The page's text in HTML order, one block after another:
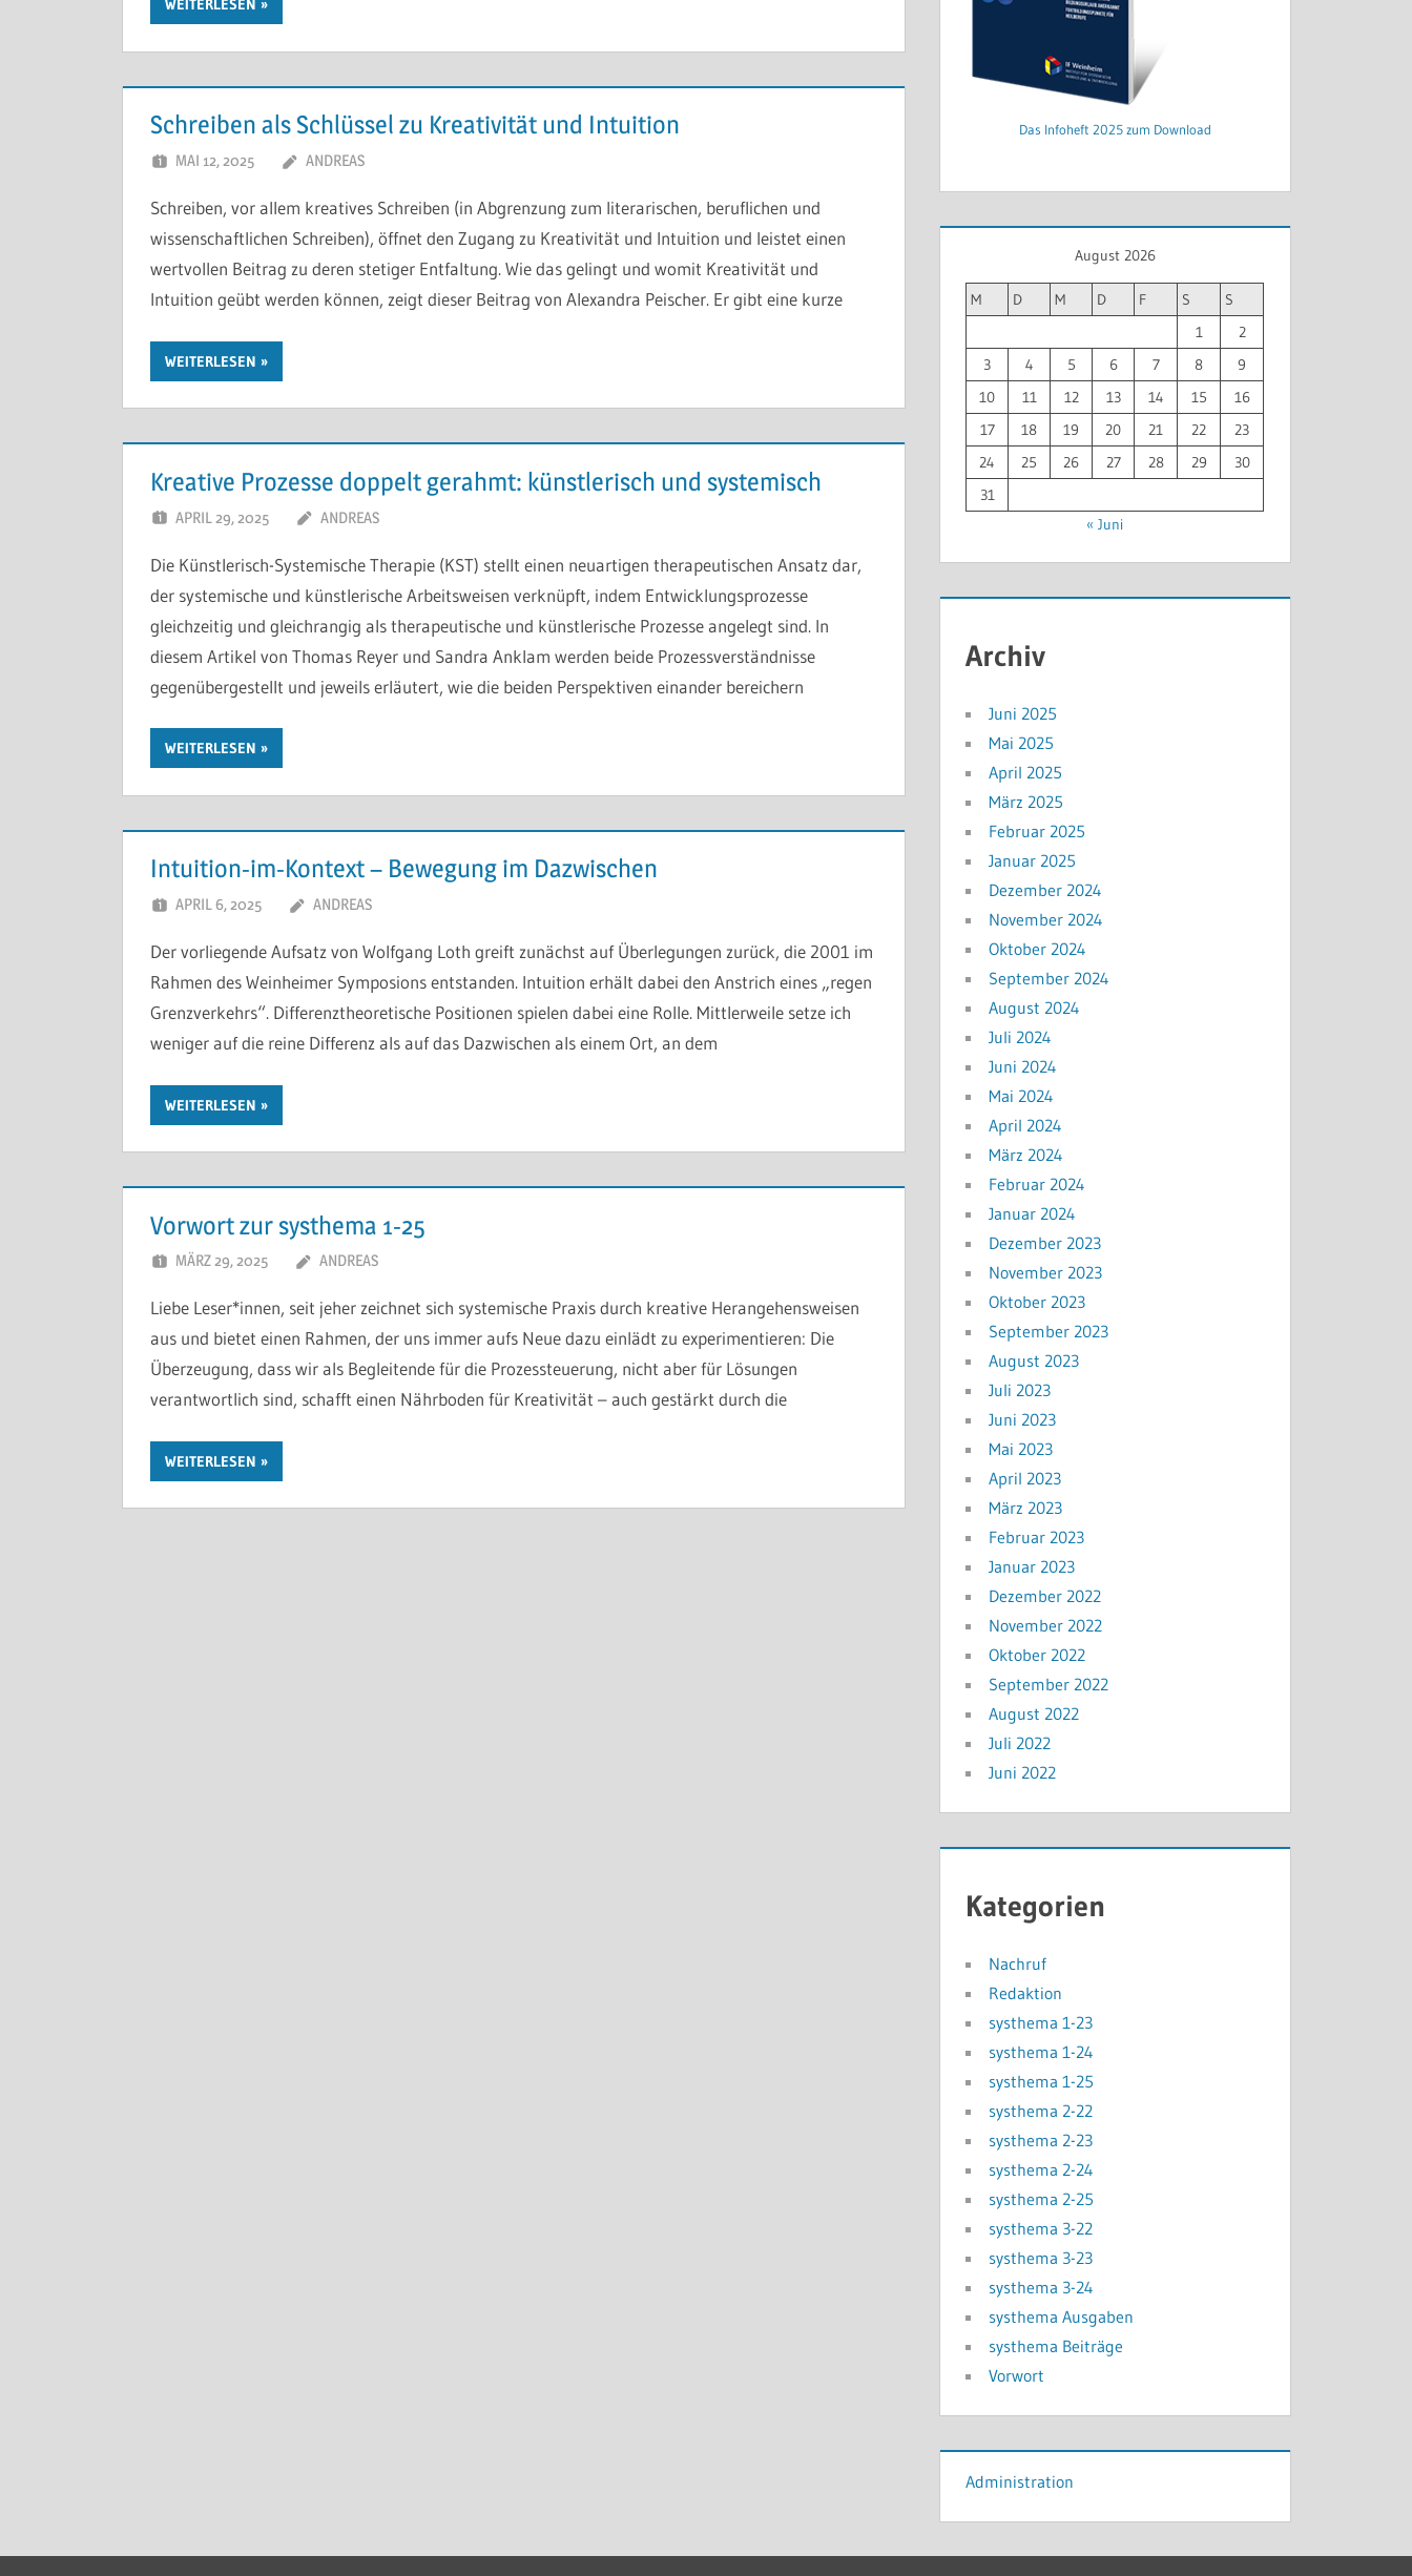
WEITERLESEN
Schreiben als Schlüssel zu Kreativität und Intuition
MAI 12, 2025 ANDREAS
Schreiben, vor allem kreatives Schreiben (in Abgrenzung zum literarischen, beruflichen und
wissenschaftlichen Schreiben), öffnet den Zugang zu Kreativität und Intuition und leistet einen
wertvollen Beitrag zu deren stetiger Entfaltung. Wie das gelingt und womit Kreativität und
Intuition geübt werden können, zeigt dieser Beitrag von Alexandra Peischer. Er gibt eine kurze
WEITERLESEN
Kreative Prozesse doppelt gerahmt: künstlerisch und systemisch
APRIL 29, 2025 ANDREAS
Die Künstlerisch-Systemische Therapie (KST) stellt einen neuartigen therapeutischen Ansatz dar,
der systemische und künstlerische Arbeitsweisen verknüpft, indem Entwicklungsprozesse
gleichzeitig und gleichrangig als therapeutische und künstlerische Prozesse angelegt sind. In
diesem Artikel von Thomas Reyer und Sandra Anklam werden beide Prozessverständnisse
gegenübergestellt und jeweils erläutert, wie die beiden Perspektiven einander bereichern
WEITERLESEN
Intuition-im-Kontext – Bewegung im Dazwischen
APRIL 6, 2025 ANDREAS
Der vorliegende Aufsatz von Wolfgang Loth greift zunächst auf Überlegungen zurück, die 2001 im
Rahmen des Weinheimer Symposions entstanden. Intuition erhält dabei den Anstrich eines „regen
Grenzverkehrs“. Differenztheoretische Positionen spielen dabei eine Rolle. Mittlerweile setze ich
weniger auf die reine Differenz als auf das Dazwischen als einem Ort, an dem
WEITERLESEN
Vorwort zur systhema 1-25
MÄRZ 29, 2025 ANDREAS
Liebe Leser*innen, seit jeher zeichnet sich systemische Praxis durch kreative Herangehensweisen
aus und bietet einen Rahmen, der uns immer aufs Neue dazu einlädt zu experimentieren: Die
Überzeugung, dass wir als Begleitende für die Prozessteuerung, nicht aber für Lösungen
verantwortlich sind, schafft einen Nährboden für Kreativität – auch gestärkt durch die
WEITERLESEN
Das Infoheft 2025 zum Download
August 2026
M D M D F S
S
1
2
3
4 5 6 7 8
9
10
11 12 13 14 15
16
17
18 19 20 21 22
23
24
25 26 27 28 29
30
31
« Juni
Archiv
Juni 2025
Mai 2025
April 2025
März 2025
Februar 2025
Januar 2025
Dezember 2024
November 2024
Oktober 2024
September 2024
August 2024
Juli 2024
Juni 2024
Mai 2024
April 2024
März 2024
Februar 2024
Januar 2024
Dezember 2023
November 2023
Oktober 2023
September 2023
August 2023
Juli 2023
Juni 2023
Mai 2023
April 2023
März 2023
Februar 2023
Januar 2023
Dezember 2022
November 2022
Oktober 2022
September 2022
August 2022
Juli 2022
Juni 2022
Kategorien
Nachruf
Redaktion
systhema 1-23
systhema 1-24
systhema 1-25
systhema 2-22
systhema 2-23
systhema 2-24
systhema 2-25
systhema 3-22
systhema 3-23
systhema 3-24
systhema Ausgaben
systhema Beiträge
Vorwort
Administration